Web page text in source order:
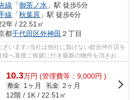
線 「御茶ノ水 」駅 徒歩5分
線 「秋葉原 」駅 徒歩6分
年 / 22.51㎡
都千代田区外神田 ２丁目
います♪当社は他社に負けない総合仲介店を
へ直接ご挨拶に行き最新の物件を頂きお客
情報は...
10.3万円 (管理費等：9,000円 )
敷金 1ヶ月 礼金 2ヶ月
12階 / 1K / 22.51㎡